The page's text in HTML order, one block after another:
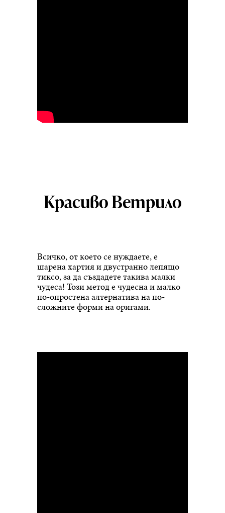
Красиво Ветрило
Всичко, от което се нуждаете, е
шарена хартия и двустранно лепящо
тиксо, за да създадете такива малки
чудеса! Този метод е чудесна и малко
по-опростена алтернатива на по-
сложните форми на оригами.